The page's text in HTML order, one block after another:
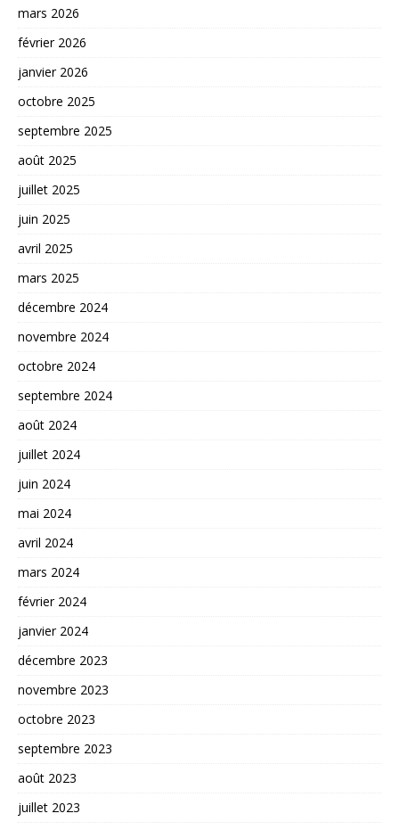
mars 2026
février 2026
janvier 2026
octobre 2025
septembre 2025
août 2025
juillet 2025
juin 2025
avril 2025
mars 2025
décembre 2024
novembre 2024
octobre 2024
septembre 2024
août 2024
juillet 2024
juin 2024
mai 2024
avril 2024
mars 2024
février 2024
janvier 2024
décembre 2023
novembre 2023
octobre 2023
septembre 2023
août 2023
juillet 2023